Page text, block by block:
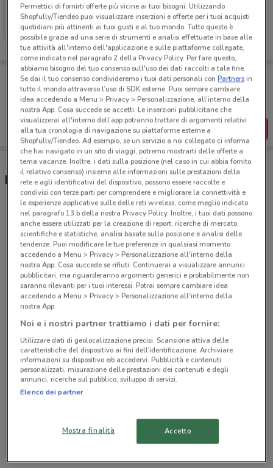
Foxy
Scade giovedì 559 m
Porta DoveConviene sempre con te!
Puoi trovare le migliori offerte dei negozi vicino a te,
salvarle e creare la tua lista del risparmio, comodamente
dal tuo cellulare.
SCARICA L’APP
Negozi Foxy a Udine
Via Canciani, 1 Udine
300 m
APERTO
Via Gio Batta Bassi, 12 Udine
559 m
APERTO
Via Vittorio Veneto, 37 Udine
648 m
APERTO
Via Vittorio Veneto, 48 Udine
726 m
APERTO
Piazzale Rita Levi Montalcini Udine
Tutti i negozi Foxy
Permettici di fornirti offerte più vicine ai tuoi bisogni: Utilizzando
Shopfully/Tiendeo puoi visualizzare inserzioni e offerte per i tuoi acquisti
quotidiani più attinenti ai tuoi gusti e al tuo mondo. Tutto questo è
possibile grazie ad una serie di strumenti e analisi effettuate in base alle
tue attività all'interno dell'applicazione e sulle piattaforme collegate,
come indicato nel paragrafo 2 della Privacy Policy. Per fare questo,
abbiamo bisogno del tuo consenso sull'uso dei dati raccolti a tale fine.
Se dai il tuo consenso condivideremo i tuoi dati personali conPartnersin
tutto il mondo attraverso l’uso di SDK esterne. Puoi sempre cambiare
idea accedendo a Menu > Privacy > Personalizzazione, all’interno della
nostra App. Cosa succede se accetti: Le inserzioni pubblicitarie che
visualizzerai all'interno dell’app potranno trattare di argomenti relativi
alla tua cronologia di navigazione su piattaforme esterne a
Shopfully/Tiendeo. Ad esempio, se un servizio a noi collegato ci informa
che hai navigato in un sito di viaggi, potremo mostrarti delle offerte a
tema vacanze. Inoltre, i dati sulla posizione (nel caso in cui abbia fornito
il relativo consenso) insieme alle informazioni sulle prestazioni della
rete e agli identificativi del dispositivo, possono essere raccolte e
condivisi con terze parti per comprendere e migliorare la connettività e
le esperienze applicative sulle delle reti wireless, come meglio indicato
nel paragrafo 13.b della nostra Privacy Policy. Inoltre, i tuoi dati possono
anche essere utilizzati per la creazione di report, ricerche di mercato,
scientifiche e statistiche, analisi basate sulla posizione e analisi delle
tendenze. Puoi modificare le tue preferenze in qualsiasi momento
accedendo a Menu > Privacy > Personalizzazione all'interno della
nostra App. Cosa succede se rifiuti: Continuerai a visualizzare annunci
pubblicitari, ma riguarderanno argomenti generici e probabilmente non
saranno rilevanti per i tuoi interessi. Potrai sempre cambiare idea
accedendo a Menu > Privacy > Personalizzazione all'interno della
nostra App.
Noi e i nostri partner trattiamo i dati per fornire:
Utilizzare dati di geolocalizzazione precisi. Scansione attiva delle
caratteristiche del dispositivo ai fini dell’identificazione. Archiviare
informazioni su dispositivo e/o accedervi. Pubblicità e contenuti
personalizzati, misurazione delle prestazioni dei contenuti e degli
annunci, ricerche sul pubblico, sviluppo di servizi.
Elenco dei partner
Mostra finalità Accetto